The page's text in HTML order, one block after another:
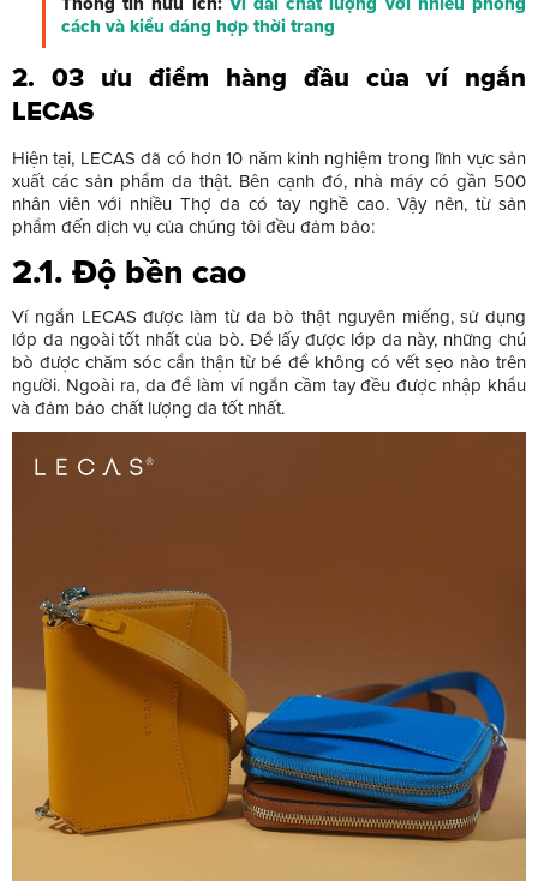
cách và kiểu dáng hợp thời trang
2. 03 ưu điểm hàng đầu của ví ngắn
LECAS
Hiện tại, LECAS đã có hơn 10 năm kinh nghiệm trong lĩnh vực sản
xuất các sản phẩm da thật. Bên cạnh đó, nhà máy có gần 500
nhân viên với nhiều Thợ da có tay nghề cao. Vậy nên, từ sản
phẩm đến dịch vụ của chúng tôi đều đảm bảo:
2.1. Độ bền cao
Ví ngắn LECAS được làm từ da bò thật nguyên miếng, sử dụng
lớp da ngoài tốt nhất của bò. Để lấy được lớp da này, những chú
bò được chăm sóc cẩn thận từ bé để không có vết sẹo nào trên
người. Ngoài ra, da để làm ví ngắn cầm tay đều được nhập khẩu
và đảm bảo chất lượng da tốt nhất.